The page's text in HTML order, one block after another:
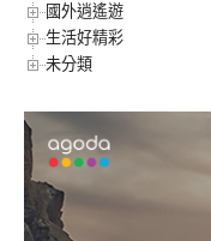
國外逍遙遊
生活好精彩
未分類